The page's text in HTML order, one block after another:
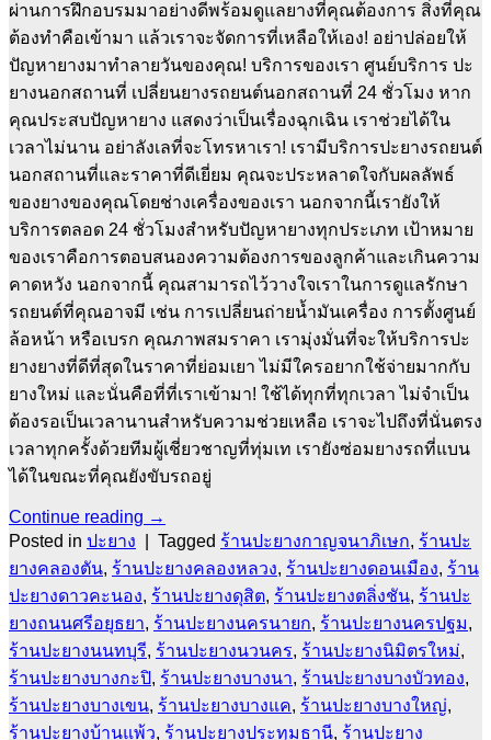
ผ่านการฝึกอบรมมาอย่างดีพร้อมดูแลยางที่คุณต้องการ สิ่งที่คุณ
ต้องทำคือเข้ามา แล้วเราจะจัดการที่เหลือให้เอง! อย่าปล่อยให้
ปัญหายางมาทำลายวันของคุณ! บริการของเรา ศูนย์บริการ ปะ
ยางนอกสถานที่ เปลี่ยนยางรถยนต์นอกสถานที่ 24 ชั่วโมง หาก
คุณประสบปัญหายาง แสดงว่าเป็นเรื่องฉุกเฉิน เราช่วยได้ใน
เวลาไม่นาน อย่าลังเลที่จะโทรหาเรา! เรามีบริการปะยางรถยนต์
นอกสถานที่และราคาที่ดีเยี่ยม คุณจะประหลาดใจกับผลลัพธ์
ของยางของคุณโดยช่างเครื่องของเรา นอกจากนี้เรายังให้
บริการตลอด 24 ชั่วโมงสำหรับปัญหายางทุกประเภท เป้าหมาย
ของเราคือการตอบสนองความต้องการของลูกค้าและเกินความ
คาดหวัง นอกจากนี้ คุณสามารถไว้วางใจเราในการดูแลรักษา
รถยนต์ที่คุณอาจมี เช่น การเปลี่ยนถ่ายน้ำมันเครื่อง การตั้งศูนย์
ล้อหน้า หรือเบรก คุณภาพสมราคา เรามุ่งมั่นที่จะให้บริการปะ
ยางยางที่ดีที่สุดในราคาที่ย่อมเยา ไม่มีใครอยากใช้จ่ายมากกับ
ยางใหม่ และนั่นคือที่ที่เราเข้ามา! ใช้ได้ทุกที่ทุกเวลา ไม่จำเป็น
ต้องรอเป็นเวลานานสำหรับความช่วยเหลือ เราจะไปถึงที่นั่นตรง
เวลาทุกครั้งด้วยทีมผู้เชี่ยวชาญที่ทุ่มเท เรายังซ่อมยางรถที่แบน
ได้ในขณะที่คุณยังขับรถอยู่
Continue reading →
Posted in ปะยาง Tagged ร้านปะยางกาญจนาภิเษก, ร้านปะ
ยางคลองตัน, ร้านปะยางคลองหลวง, ร้านปะยางดอนเมือง, ร้าน
ปะยางดาวคะนอง, ร้านปะยางดุสิต, ร้านปะยางตลิ่งชัน, ร้านปะ
ยางถนนศรีอยุธยา, ร้านปะยางนครนายก, ร้านปะยางนครปฐม,
ร้านปะยางนนทบุรี, ร้านปะยางนวนคร, ร้านปะยางนิมิตรใหม่,
ร้านปะยางบางกะปิ, ร้านปะยางบางนา, ร้านปะยางบางบัวทอง,
ร้านปะยางบางเขน, ร้านปะยางบางแค, ร้านปะยางบางใหญ่,
ร้านปะยางบ้านแพ้ว, ร้านปะยางประทุมธานี, ร้านปะยาง